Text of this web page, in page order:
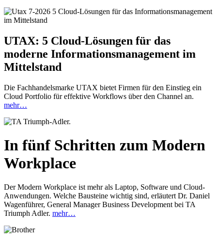
UTAX: 5 Cloud-Lösungen für das
moderne Informationsmanagement im
Mittelstand
Die Fachhandelsmarke UTAX bietet Firmen für den Einstieg ein
Cloud Portfolio für effektive Workflows über den Channel an.
mehr…
In fünf Schritten zum Modern
Workplace
Der Modern Workplace ist mehr als Laptop, Software und Cloud-
Anwendungen. Welche Bausteine wichtig sind, erläutert Dr. Daniel
Wagenführer, General Manager Business Development bei TA
Triumph Adler. mehr…